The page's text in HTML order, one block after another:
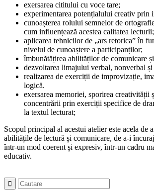
exersarea cititului cu voce tare;
experimentarea potențialului creativ prin
cunoașterea rolului semnelor de
cum influențează acestea calitatea lecturii;
aplicarea tehnicilor de „ars retorica” în
nivelul de cunoaștere a participanților;
îmbunătățirea abilităților de comunicare
dezvoltarea limajului verbal, nonverbal și
realizarea de exerciții de improvizație,
logică.
exersarea memoriei, sporirea creativității
concentrării prin exerciții specifice de
la textul lecturat;
Scopul principal al acestui atelier este acela de
abilitățile de lectură și comunicare, de a-i
ȋntr-un mod coerent și expresiv, ȋntr-un cadru
educativ.